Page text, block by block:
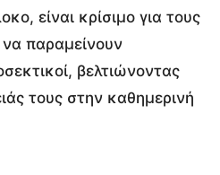
είναι κρίσιμο για τους
παραμείνουν
βελτιώνοντας
τους στην καθημερινή